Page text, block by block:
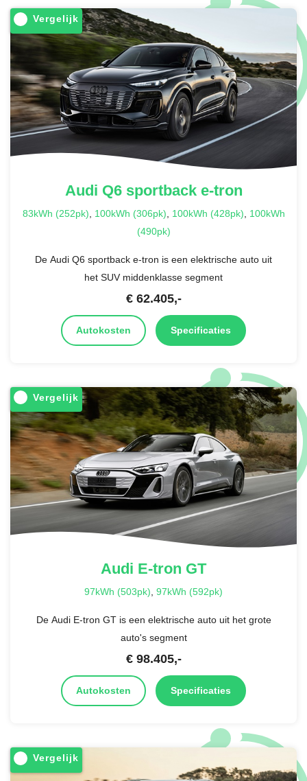
Vergelijk
Audi Q6 sportback e-tron
83kWh (252pk) 100kWh (306pk) 100kWh (428pk) 100kWh
(490pk)
De Audi Q6 sportback e-tron is een elektrische auto uit
het SUV middenklasse segment
€ 62.405,-
Autokosten Specificaties
Vergelijk
Audi E-tron GT
97kWh (503pk), 97kWh (592pk)
De Audi E-tron GT is een elektrische auto uit het grote
auto's segment
€ 98.405,-
Autokosten Specificaties
Vergelijk